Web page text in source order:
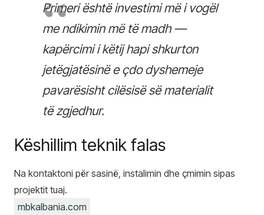
Primeri është investimi më i vogël
me ndikimin më të madh —
kapërcimi i këtij hapi shkurton
jetëgjatësinë e çdo dyshemeje
pavarësisht cilësisë së materialit
të zgjedhur.
Këshillim teknik falas
Na kontaktoni për sasinë, instalimin dhe çmimin sipas
projektit tuaj.
mbkalbania.com